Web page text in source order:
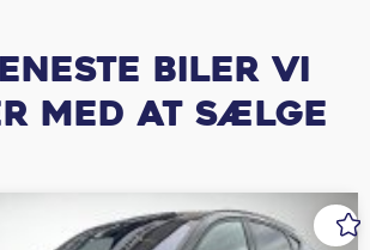
biler vi
med at sælge